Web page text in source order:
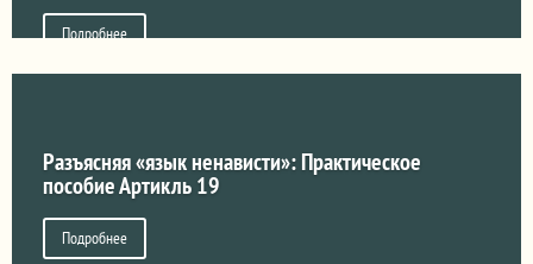
Подробнее
Разъясняя «язык ненависти»: Практическое
пособие Артикль 19
Подробнее